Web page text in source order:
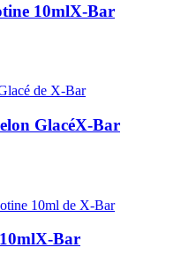
10mlX-Bar
GlacéX-Bar
X-Bar